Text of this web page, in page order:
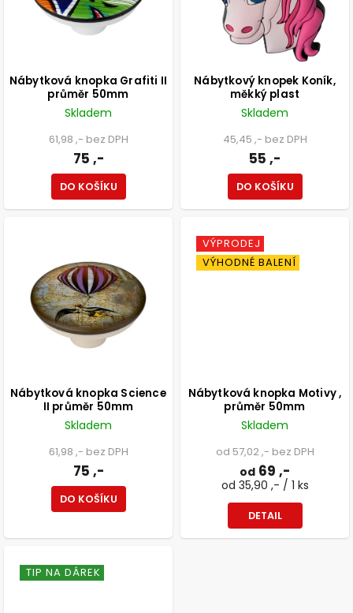
Nábytková knopka Grafiti II
průměr 50mm
Skladem
61,98 ,- bez DPH
75 ,-
DO KOŠÍKU
Nábytkový knopek Koník,
měkký plast
Skladem
45,45 ,- bez DPH
55 ,-
DO KOŠÍKU
Nábytková knopka Science
II průměr 50mm
Skladem
61,98 ,- bez DPH
75 ,-
DO KOŠÍKU
VÝPRODEJ
VÝHODNÉ BALENÍ
Nábytková knopka Motivy ,
průměr 50mm
Skladem
od 57,02 ,- bez DPH
od 69 ,-
od 35,90 ,- / 1 ks
DETAIL
TIP NA DÁREK